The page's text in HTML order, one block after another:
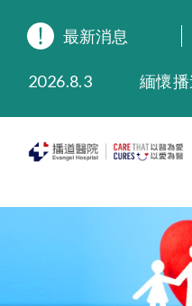
最新消息
2026.3.20
晚間
2025.11.27
2025.9.23
2025.8.4
播道